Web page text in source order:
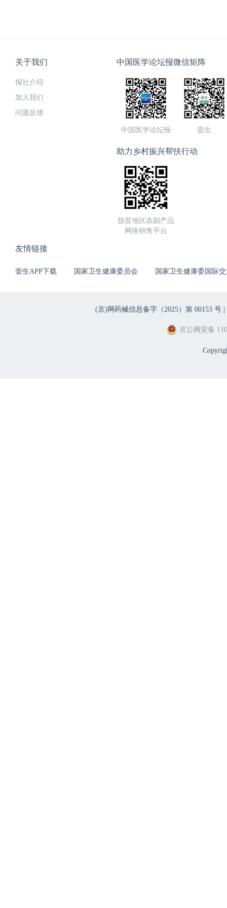
关于我们
报社介绍
加入我们
问题反馈
中国医学论坛报微信矩阵
中国医学论坛报 壹生
助力乡村振兴帮扶行动
脱贫地区农副产品
网络销售平台
友情链接
壹生APP下载 国家卫生健康委员会 国家卫生健康委国际
(京)网药械信息备字（2025）第 00153 号 |
京公网安备